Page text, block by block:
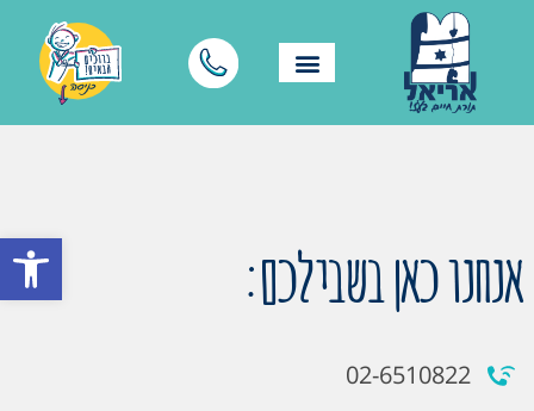
פתח אנחנו כאן בשבילכם:
02-6510822